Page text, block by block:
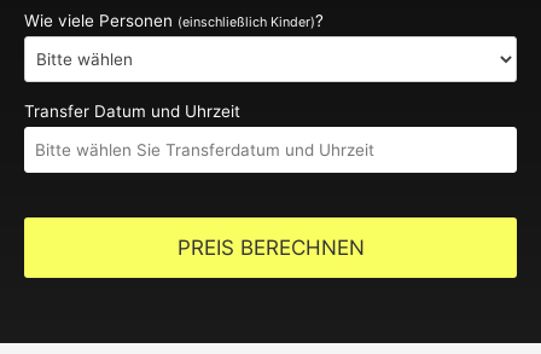
Wie viele Personen (einschließlich Kinder)?
Transfer Datum und Uhrzeit
PREIS BERECHNEN